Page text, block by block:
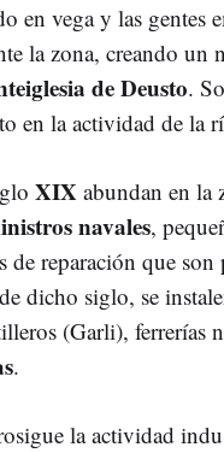
en vega y las gentes
la zona, creando un
de Deusto.
en la actividad de la
XIX abundan en la
navales,
de reparación que son
dicho siglo, se
(Garli), ferrerías
.
la actividad